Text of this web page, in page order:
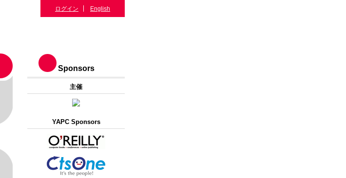
ログイン English
Sponsors
主催
YAPC Sponsors